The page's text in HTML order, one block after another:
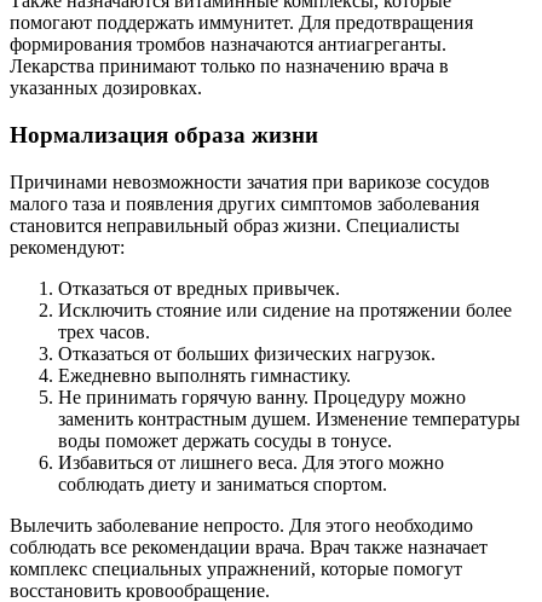
помогают поддержать иммунитет. Для предотвращения
формирования тромбов назначаются антиагреганты.
Лекарства принимают только по назначению врача в
указанных дозировках.
Нормализация образа жизни
Причинами невозможности зачатия при варикозе сосудов
малого таза и появления других симптомов заболевания
становится неправильный образ жизни. Специалисты
рекомендуют:
Отказаться от вредных привычек.
Исключить стояние или сидение на протяжении более
трех часов.
Отказаться от больших физических нагрузок.
Ежедневно выполнять гимнастику.
Не принимать горячую ванну. Процедуру можно
заменить контрастным душем. Изменение температуры
воды поможет держать сосуды в тонусе.
Избавиться от лишнего веса. Для этого можно
соблюдать диету и заниматься спортом.
Вылечить заболевание непросто. Для этого необходимо
соблюдать все рекомендации врача. Врач также назначает
комплекс специальных упражнений, которые помогут
восстановить кровообращение.